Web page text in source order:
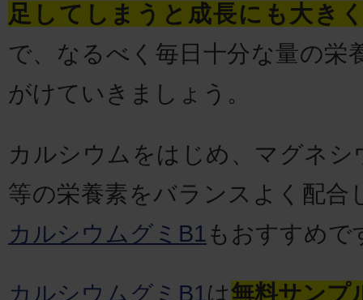
足してしまうと成長にも大き
で、なるべく毎日十分な量の栄
がけていきましょう。
カルシウムをはじめ、マグネ
等の栄養素をバランスよく配合
カルシウムグミB1もおすすめで
カルシウムグミB1は無料サンプ